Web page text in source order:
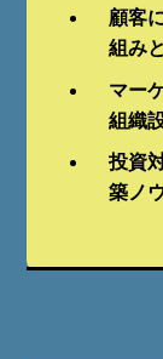
顧客
組み
マー
組織
投資
築ノ